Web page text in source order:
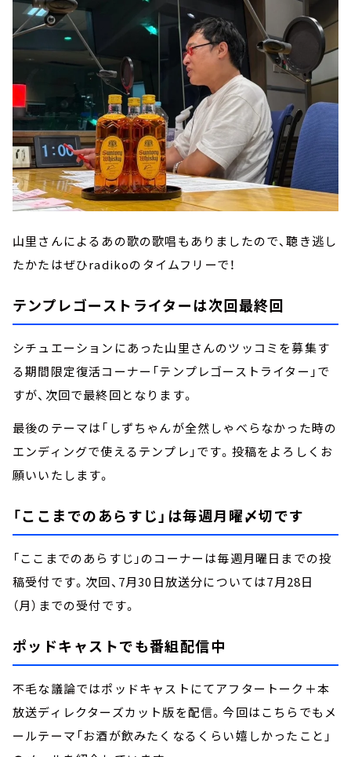
山里さんによるあの歌の歌唱もありましたので、聴き逃し
たかたはぜひradikoのタイムフリーで！
テンプレゴーストライターは次回最終回
シチュエーションにあった山里さんのツッコミを募集す
る期間限定復活コーナー「テンプレゴーストライター」で
すが、次回で最終回となります。
最後のテーマは「しずちゃんが全然しゃべらなかった時の
エンディングで使えるテンプレ」です。投稿をよろしくお
願いいたします。
「ここまでのあらすじ」は毎週月曜〆切です
「ここまでのあらすじ」のコーナーは毎週月曜日までの投
稿受付です。次回、7月30日放送分については7月28日
（月）までの受付です。
ポッドキャストでも番組配信中
不毛な議論ではポッドキャストにてアフタートーク＋本
放送ディレクターズカット版を配信。今回はこちらでもメ
ールテーマ「お酒が飲みたくなるくらい嬉しかったこと」